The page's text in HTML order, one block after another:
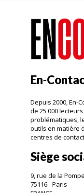
En-
Depuis 2000, En-
de 25 000
problématiques,
outils en matière
centres de
Siège
9, rue de la Pompe
75116 - Paris